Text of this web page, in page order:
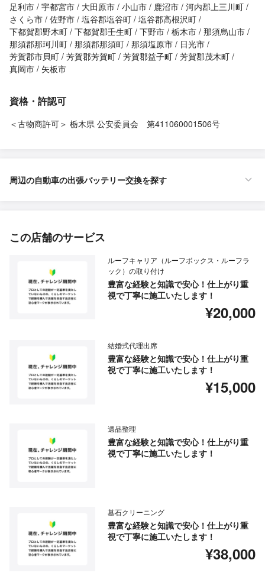
足利市 宇都宮市 大田原市 小山市 鹿沼市 河内郡上三川町
さくら市 佐野市 塩谷郡塩谷町 塩谷郡高根沢町
下都賀郡野木町 下都賀郡壬生町 下野市 栃木市 那須烏山市
那須郡那珂川町 那須郡那須町 那須塩原市
日光市
芳賀郡市貝町 芳賀郡芳賀町 芳賀郡益子町 芳賀郡茂木町
真岡市
矢板市
資格・許認可
＜古物商許可＞ 栃木県 公安委員会 第411060001506号
周辺の自動車の出張バッテリー交換を探す
この店舗のサービス
ルーフキャリア（ルーフボックス・ルーフラ
ック）の取り付け
豊富な経験と知識で安心！仕上がり重
視で丁寧に施工いたします！
¥20,000
結婚式代理出席
豊富な経験と知識で安心！仕上がり重
視で丁寧に施工いたします！
¥15,000
遺品整理
豊富な経験と知識で安心！仕上がり重
視で丁寧に施工いたします！
墓石クリーニング
豊富な経験と知識で安心！仕上がり重
視で丁寧に施工いたします！
¥38,000